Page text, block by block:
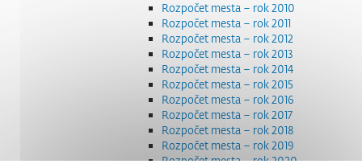
Rozpočet mesta – rok 2010
Rozpočet mesta – rok 2011
Rozpočet mesta – rok 2012
Rozpočet mesta – rok 2013
Rozpočet mesta – rok 2014
Rozpočet mesta – rok 2015
Rozpočet mesta – rok 2016
Rozpočet mesta – rok 2017
Rozpočet mesta – rok 2018
Rozpočet mesta – rok 2019
Rozpočet mesta – rok 2020